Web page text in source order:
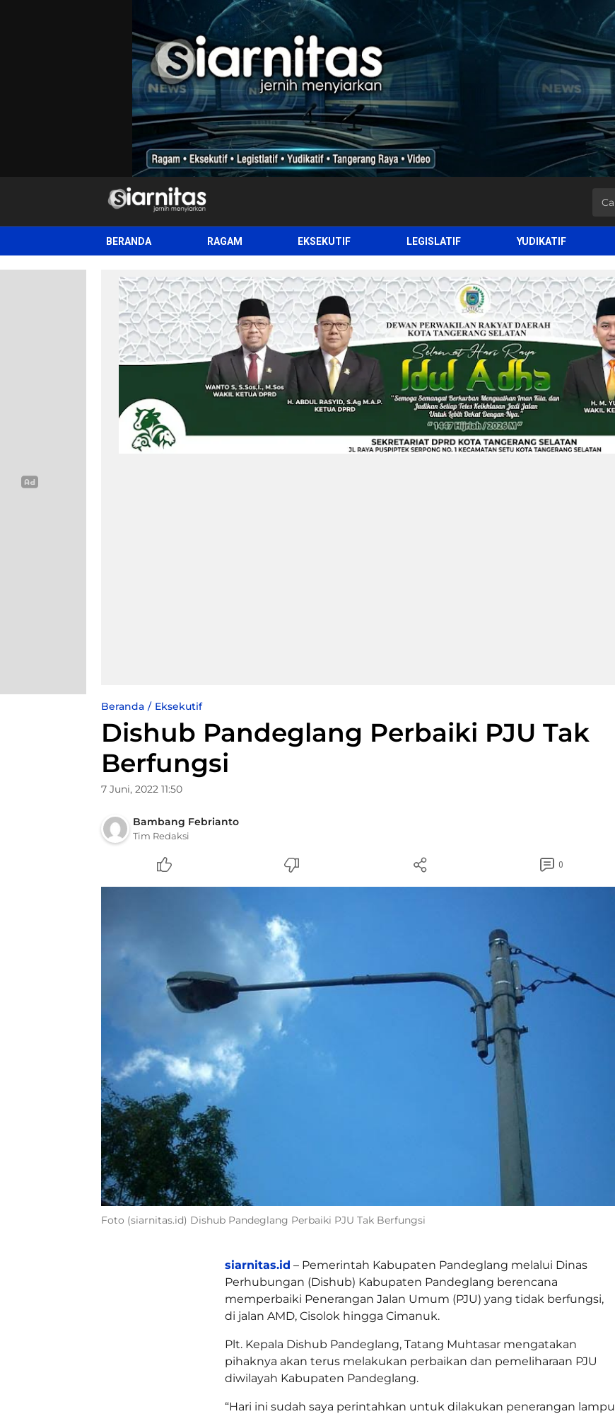
siarnitas
Jernih Menyiarkan
BERANDA RAGAM EKSEKUTIF LEGISLATIF YUDIKATIF
Beranda Eksekutif
Dishub Pandeglang Perbaiki PJU Tak
Berfungsi
7 Juni, 2022 11:50
Bambang Febrianto
Tim Redaksi
0
Foto (siarnitas.id) Dishub Pandeglang Perbaiki PJU Tak Berfungsi
siarnitas.id – Pemerintah Kabupaten Pandeglang melalui Dinas
Perhubungan (Dishub) Kabupaten Pandeglang berencana
memperbaiki Penerangan Jalan Umum (PJU) yang tidak berfungsi,
di jalan AMD, Cisolok hingga Cimanuk.
Plt. Kepala Dishub Pandeglang, Tatang Muhtasar mengatakan
pihaknya akan terus melakukan perbaikan dan pemeliharaan PJU
diwilayah Kabupaten Pandeglang.
“Hari ini sudah saya perintahkan untuk dilakukan penerangan lampu